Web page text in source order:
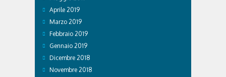
Aprile 2019
Marzo 2019
Febbraio 2019
Gennaio 2019
Dicembre 2018
Novembre 2018